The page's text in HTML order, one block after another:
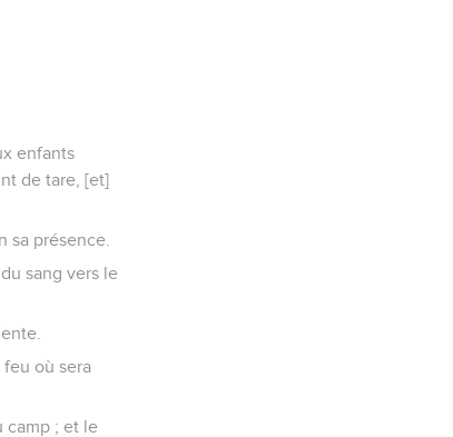
enfants
de tare, [et]
sa présence.
sang vers le
où sera
camp ; et le